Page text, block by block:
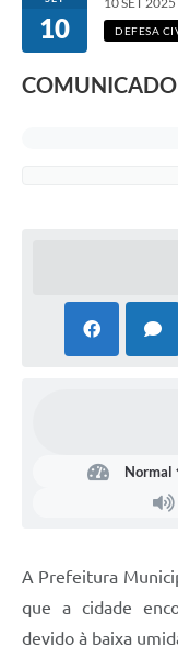
10 DEFESA
A Prefeitura
que a cidade
devido à baixa